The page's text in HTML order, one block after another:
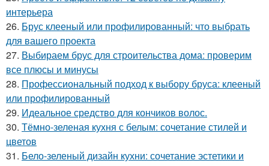
интерьера
26. Брус клееный или профилированный: что выбрать
для вашего проекта
27. Выбираем брус для строительства дома: проверим
все плюсы и минусы
28. Профессиональный подход к выбору бруса: клееный
или профилированный
29. Идеальное средство для кончиков волос.
30. Тёмно-зеленая кухня с белым: сочетание стилей и
цветов
31. Бело-зеленый дизайн кухни: сочетание эстетики и